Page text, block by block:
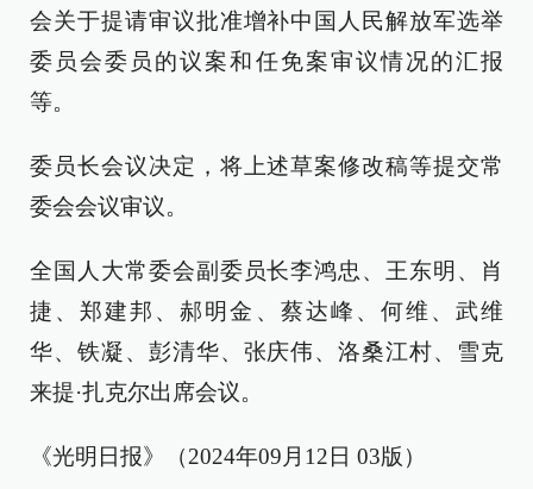
会关于提请审议批准增补中国人民解放军选举
委员会委员的议案和任免案审议情况的汇报
等。
委员长会议决定，将上述草案修改稿等提交常
委会会议审议。
全国人大常委会副委员长李鸿忠、王东明、肖
捷、郑建邦、郝明金、蔡达峰、何维、武维
华、铁凝、彭清华、张庆伟、洛桑江村、雪克
来提·扎克尔出席会议。
《光明日报》（2024年09月12日 03版）